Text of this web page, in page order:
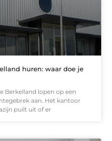
huren: waar doe je
Berkelland lopen op een
aan. Het kantoor
puilt uit of er